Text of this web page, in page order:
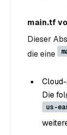
main.tf
Dieser
die eine
Die
us-